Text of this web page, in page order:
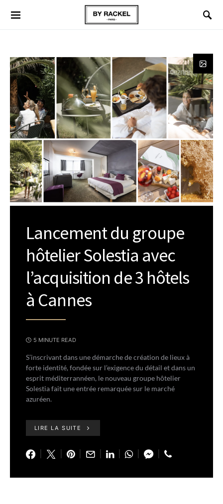
Lancement du groupe
hôtelier Solestia avec
l’acquisition de 3 hôtels
à Cannes
5 MINUTE READ
S’inscrivant dans une démarche de création de lieux à
forte identité, fondée sur l’exigence du détail et dans un
esprit méditerrannéen, le nouveau groupe hôtelier
Solestia fait une entrée remarquée sur le marché
azuréen.
LIRE LA SUITE